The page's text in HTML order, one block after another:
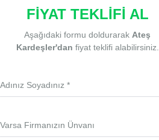
FİYAT TEKLİFİ AL
Aşağıdaki formu doldurarakAteş
Kardeşler'dan fiyat teklifi alabilirsiniz.
Adınız Soyadınız *
Varsa Firmanızın Ünvanı